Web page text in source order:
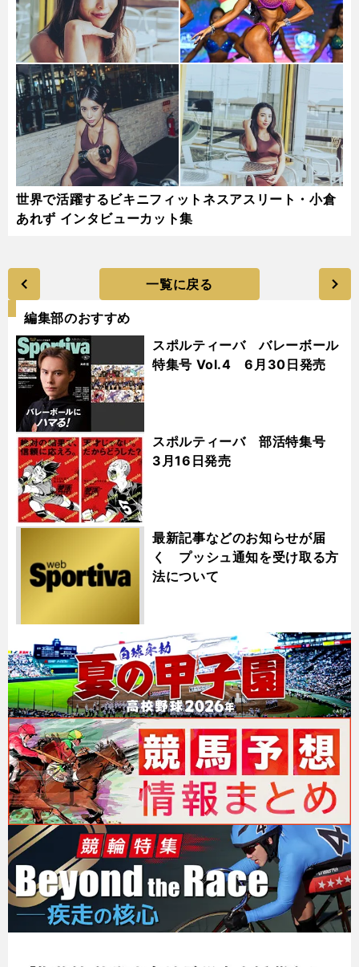
世界で活躍するビキニフィットネスアスリート・小倉
あれず インタビューカット集
一覧に戻る
編集部のおすすめ
スポルティーバ バレーボール
特集号 Vol.4 6月30日発売
スポルティーバ 部活特集号
3月16日発売
最新記事などのお知らせが届
く プッシュ通知を受け取る方
法について